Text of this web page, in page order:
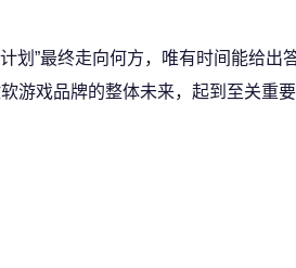
划”最终走向何方，唯有时间能给
游戏品牌的整体未来，起到至关重要